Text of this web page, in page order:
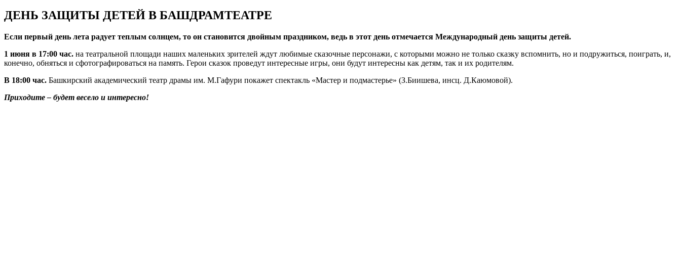
ДЕНЬ ЗАЩИТЫ ДЕТЕЙ В БАШДРАМТЕАТРЕ
Если первый день лета радует теплым солнцем, то он становится двойным праздником, ведь в этот день отмечается Международный день защиты детей.
1 июня в 17:00 час. на театральной площади наших маленьких зрителей ждут любимые сказочные персонажи, с которыми можно не только сказку вспомнить, но и подружиться, поиграть, и,
конечно, обняться и сфотографироваться на память. Герои сказок проведут интересные игры, они будут интересны как детям, так и их родителям.
В 18:00 час. Башкирский академический театр драмы им. М.Гафури покажет спектакль «Мастер и подмастерье» (З.Биишева, инсц. Д.Каюмовой).
Приходите – будет весело и интересно!